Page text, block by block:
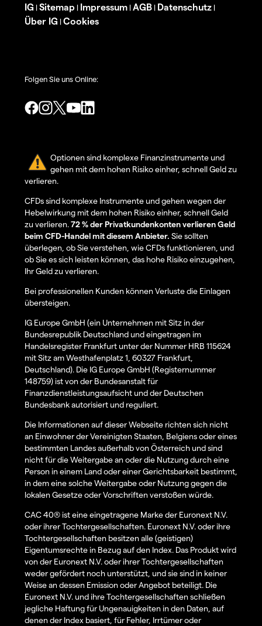
IG | Sitemap | Impressum | AGB | Datenschutz |
Über IG | Cookies
Folgen Sie uns Online:
Optionen sind komplexe Finanzinstrumente und
gehen mit dem hohen Risiko einher, schnell Geld zu
verlieren.
CFDs sind komplexe Instrumente und gehen wegen der
Hebelwirkung mit dem hohen Risiko einher, schnell Geld
zu verlieren.72 % der Privatkundenkonten verlieren Geld
beim CFD-Handel mit diesem Anbieter. Sie sollten
überlegen, ob Sie verstehen, wie CFDs funktionieren, und
ob Sie es sich leisten können, das hohe Risiko einzugehen,
Ihr Geld zu verlieren.
Bei professionellen Kunden können Verluste die Einlagen
übersteigen.
IG Europe GmbH (ein Unternehmen mit Sitz in der
Bundesrepublik Deutschland und eingetragen im
Handelsregister Frankfurt unter der Nummer HRB 115624
mit Sitz am Westhafenplatz 1, 60327 Frankfurt,
Deutschland). Die IG Europe GmbH (Registernummer
148759) ist von der Bundesanstalt für
Finanzdienstleistungsaufsicht und der Deutschen
Bundesbank autorisiert und reguliert.
Die Informationen auf dieser Webseite richten sich nicht
an Einwohner der Vereinigten Staaten, Belgiens oder eines
bestimmten Landes außerhalb von Österreich und sind
nicht für die Weitergabe an oder die Nutzung durch eine
Person in einem Land oder einer Gerichtsbarkeit bestimmt,
in dem eine solche Weitergabe oder Nutzung gegen die
lokalen Gesetze oder Vorschriften verstoßen würde.
CAC 40® ist eine eingetragene Marke der Euronext N.V.
oder ihrer Tochtergesellschaften. Euronext N.V. oder ihre
Tochtergesellschaften besitzen alle (geistigen)
Eigentumsrechte in Bezug auf den Index. Das Produkt wird
von der Euronext N.V. oder ihrer Tochtergesellschaften
weder gefördert noch unterstützt, und sie sind in keiner
Weise an dessen Emission oder Angebot beteiligt. Die
Euronext N.V. und ihre Tochtergesellschaften schließen
jegliche Haftung für Ungenauigkeiten in den Daten, auf
denen der Index basiert, für Fehler, Irrtümer oder